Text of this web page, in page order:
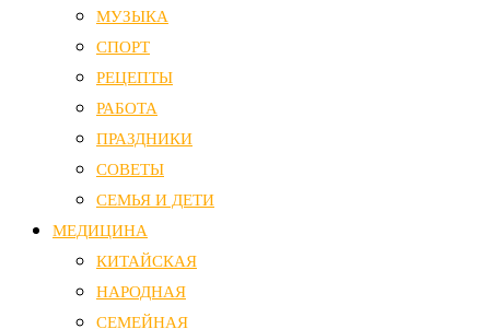
МУЗЫКА
СПОРТ
РЕЦЕПТЫ
РАБОТА
ПРАЗДНИКИ
СОВЕТЫ
СЕМЬЯ И ДЕТИ
МЕДИЦИНА
КИТАЙСКАЯ
НАРОДНАЯ
СЕМЕЙНАЯ